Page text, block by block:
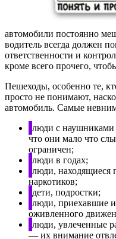
автомобили постоянно
водитель всегда должен
ответственности и
кроме всего прочего,
Пешеходы, особенно те,
просто не понимают,
автомобиль. Самые
люди с
что они мало что
ограничен;
люди в годах;
люди, находящиеся
наркотиков;
дети, подростки;
люди, приехавшие
оживленного
люди, увлеченные
— их внимание